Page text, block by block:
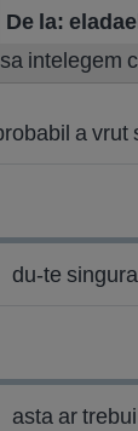
De la:
sa intelegem
a vrut
du-te
asta ar